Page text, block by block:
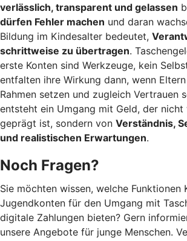
verlässlich, transparent und gelassen
dürfen Fehler machen und daran
Bildung im Kindesalter bedeutet,
schrittweise zu übertragen.
erste Konten sind Werkzeuge, kein
entfalten ihre Wirkung dann, wenn
Rahmen setzen und zugleich Vertrauen
entsteht ein Umgang mit Geld, der nicht
geprägt ist, sondern von Verständnis,
und realistischen Erwartungen.
Noch Fragen?
Sie möchten wissen, welche Funktionen
Jugendkonten für den Umgang mit
digitale Zahlungen bieten? Gern
unsere Angebote für junge Menschen.